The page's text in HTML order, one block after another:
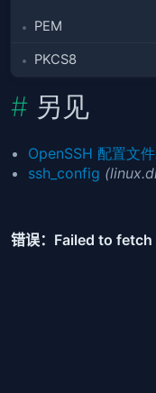
PEM
PKCS8
另见
OpenSSH 配置文
ssh_config